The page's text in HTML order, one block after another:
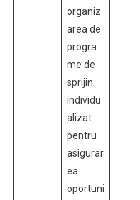
organiz
area de
progra
me de
sprijin
individu
alizat
pentru
asigurar
ea
oportuni